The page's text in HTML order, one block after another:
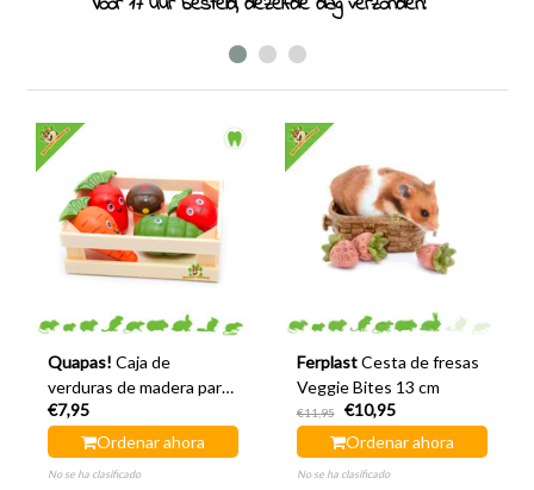
Quapas! Caja de
verduras de madera para
roer
€7,95
Ordenar ahora
No se ha clasificado
Ferplast Cesta de fresas
Veggie Bites 13 cm
€11,95
€10,95
Ordenar ahora
No se ha clasificado